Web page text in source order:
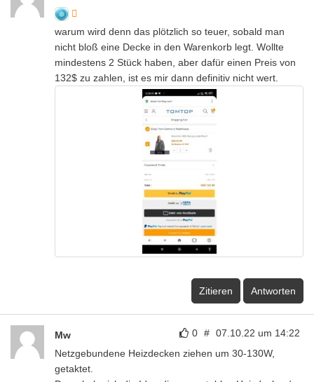
warum wird denn das plötzlich so teuer, sobald man
nicht bloß eine Decke in den Warenkorb legt. Wollte
mindestens 2 Stück haben, aber dafür einen Preis von
132$ zu zahlen, ist es mir dann definitiv nicht wert.
Zitieren Antworten
0 # 07.10.22 um 14:22
Mw
Netzgebundene Heizdecken ziehen um 30-130W,
getaktet.